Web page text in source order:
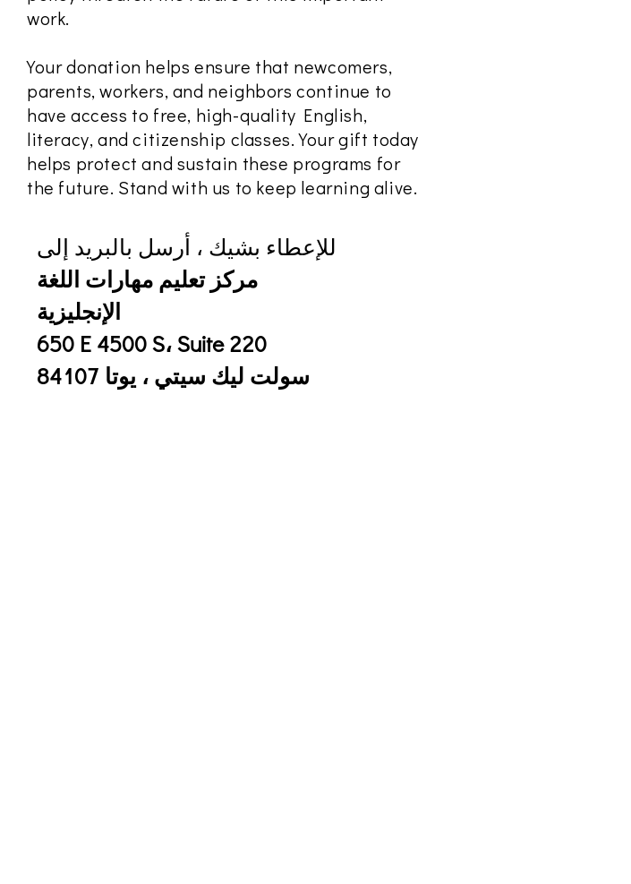
work.
Your donation helps ensure that newcomers,
parents, workers, and neighbors continue to
have access to free, high-quality English,
literacy, and citizenship classes. Your gift today
helps protect and sustain these programs for
the future. Stand with us to keep learning alive.
للإعطاء بشيك ، أرسل بالبريد إلى
مركز تعليم مهارات اللغة
الإنجليزية
650 E 4500 S، Suite 220
سولت ليك سيتي ، يوتا 84107